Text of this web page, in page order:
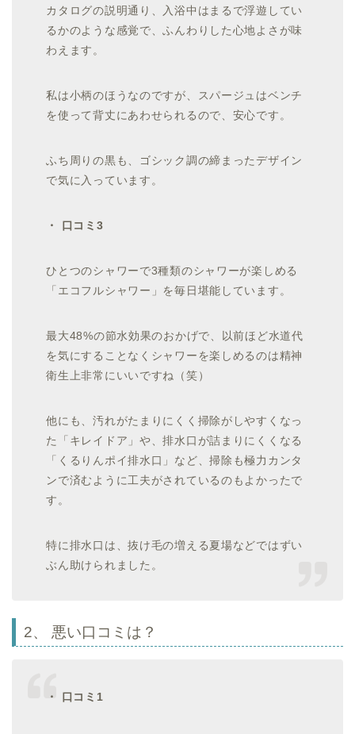
カタログの説明通り、入浴中はまるで浮遊してい
るかのような感覚で、ふんわりした心地よさが味
わえます。
私は小柄のほうなのですが、スパージュはベンチ
を使って背丈にあわせられるので、安心です。
ふち周りの黒も、ゴシック調の締まったデザイン
で気に入っています。
・ 口コミ3
ひとつのシャワーで3種類のシャワーが楽しめる
「エコフルシャワー」を毎日堪能しています。
最大48%の節水効果のおかげで、以前ほど水道代
を気にすることなくシャワーを楽しめるのは精神
衛生上非常にいいですね（笑）
他にも、汚れがたまりにくく掃除がしやすくなっ
た「キレイドア」や、排水口が詰まりにくくなる
「くるりんポイ排水口」など、掃除も極力カンタ
ンで済むように工夫がされているのもよかったで
す。
特に排水口は、抜け毛の増える夏場などではずい
ぶん助けられました。
2、 悪い口コミは？
・ 口コミ1